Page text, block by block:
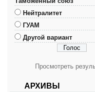
Нейтралитет
ГУАМ
Другой вариант
Просмотреть
АРХИВЫ